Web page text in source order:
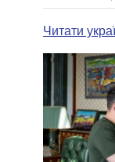
МЭРЫ
ВСЕ
Читати